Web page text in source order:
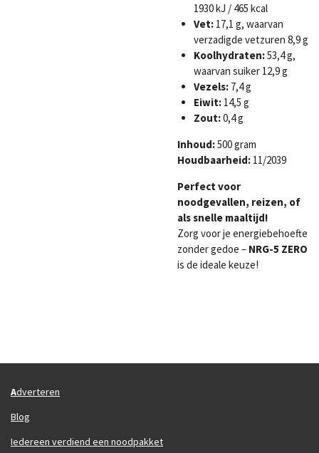
1930 kJ / 465 kcal
Vet:17,1 g, waarvan
verzadigde vetzuren 8,9 g
Koolhydraten:53,4 g,
waarvan suiker 12,9 g
Vezels:7,4 g
Eiwit:14,5 g
Zout:0,4 g
Inhoud:500 gram
Houdbaarheid: 11/2039
Perfect voor
noodgevallen, reizen, of
als snelle maaltijd!
Zorg voor je energiebehoefte
zonder gedoe – NRG-5 ZERO
is de ideale keuze!
Adverteren
Blog
Iedereen verdiend een noodpakket